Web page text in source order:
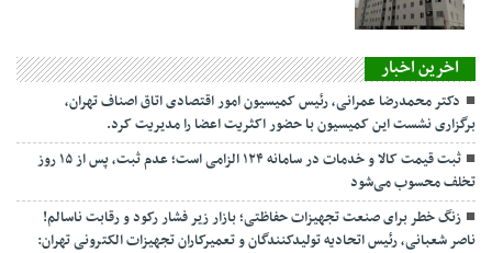
اخرین اخبار
دکتر محمدرضا عمرانی، رئیس کمیسیون امور اقتصادی اتاق اصناف تهران،
برگزاری نشست این کمیسیون با حضور اکثریت اعضا را مدیریت کرد.
ثبت قیمت کالا و خدمات در سامانه ۱۲۴ الزامی است؛ عدم ثبت، پس از ۱۵ روز
تخلف محسوب می‌شود
زنگ خطر برای صنعت تجهیزات حفاظتی؛ بازار زیر فشار رکود و رقابت ناسالم!
ناصر شعبانی، رئیس اتحادیه تولیدکنندگان و تعمیرکاران تجهیزات الکترونی تهران: